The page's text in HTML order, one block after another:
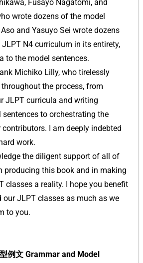
Fusayo Nagatomi, and
wrote dozens of the model
and Yasuyo Sei wrote dozens
JLPT N4 curriculum in its entirety,
to the model sentences.
Michiko Lilly, who tirelessly
the process, from
JLPT curricula and writing
to orchestrating the
I am deeply indebted
work.
the diligent support of all of
producing this book and in making
classes a reality. I hope you benefit
JLPT classes as much as we
to you.
例文 Grammar and Model